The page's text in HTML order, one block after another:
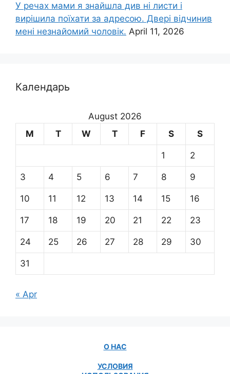
У речах мами я знайшла див ні листи і
вирішила поїхати за адресою. Двері відчинив
мені незнайомий чоловік. April 11, 2026
Календарь
August 2026
M
T W T F S S
1 2
3 4 5 6 7 8 9
10 11 12 13 14 15 16
17 18 19 20 21 22 23
24 25 26 27 28 29 30
31
« Apr
О НАС
УСЛОВИЯ